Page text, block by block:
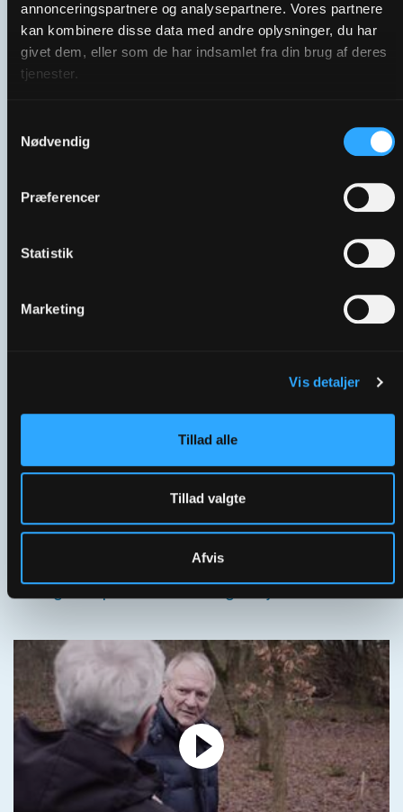
annonceringspartnere og analysepartnere. Vores partnere
kan kombinere disse data med andre oplysninger, du har
givet dem, eller som de har indsamlet fra din brug af deres
tjenester.
Nødvendig
Præferencer
Statistik
Marketing
Vis detaljer
Tillad alle
Tillad valgte
Afvis
Viborg Stift | Nyt klokkespil i Domkirken
Viborg Stift | Visionsdag
Viborg Stift | Visitas i Naur - gudstjenesten